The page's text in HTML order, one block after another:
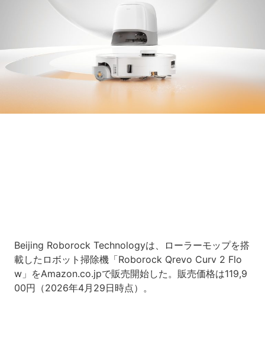
Beijing Roborock Technologyは、ローラーモップを搭
載したロボット掃除機「Roborock Qrevo Curv 2 Flo
w」をAmazon.co.jpで販売開始した。販売価格は119,9
00円（2026年4月29日時点）。